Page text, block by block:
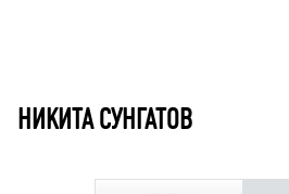
НИКИТА СУНГАТОВ